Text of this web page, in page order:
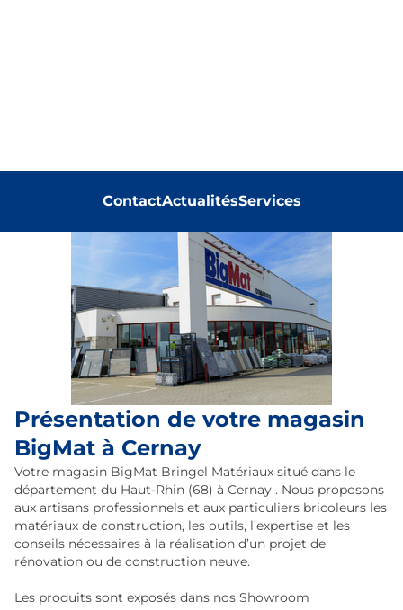
ContactActualitésServices
Présentation de votre magasin
BigMat à Cernay
Votre magasin BigMat Bringel Matériaux situé dans le
département du Haut-Rhin (68) à Cernay . Nous proposons
aux artisans professionnels et aux particuliers bricoleurs les
matériaux de construction, les outils, l’expertise et les
conseils nécessaires à la réalisation d’un projet de
rénovation ou de construction neuve.
Les produits sont exposés dans nos Showroom